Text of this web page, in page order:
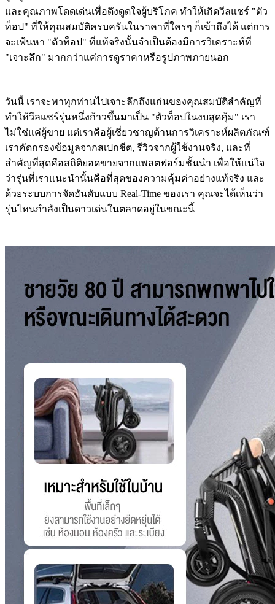
และคุณภาพโดดเด่นเพื่อดึงดูดใจผู้บริโภค ทำให้เกิดวีลแชร์ "ตัว
ท็อป" ที่ให้คุณสมบัติครบครันในราคาที่ใครๆ ก็เข้าถึงได้ แต่การ
จะเฟ้นหา "ตัวท็อป" ที่แท้จริงนั้นจำเป็นต้องมีการวิเคราะห์ที่
"เจาะลึก" มากกว่าแค่การดูราคาหรือรูปภาพภายนอก
วันนี้ เราจะพาทุกท่านไปเจาะลึกถึงแก่นของคุณสมบัติสำคัญที่
ทำให้วีลแชร์รุ่นหนึ่งก้าวขึ้นมาเป็น "ตัวท็อปในงบสุดคุ้ม" เรา
ไม่ใช่แค่ผู้ขาย แต่เราคือผู้เชี่ยวชาญด้านการวิเคราะห์ผลิตภัณฑ์
เราคัดกรองข้อมูลจากสเปกชีต, รีวิวจากผู้ใช้งานจริง, และที่
สำคัญที่สุดคือสถิติยอดขายจากแพลตฟอร์มชั้นนำ เพื่อให้แน่ใจ
ว่ารุ่นที่เราแนะนำนั้นคือที่สุดของความคุ้มค่าอย่างแท้จริง และ
ด้วยระบบการจัดอันดับแบบ Real-Time ของเรา คุณจะได้เห็นว่า
รุ่นไหนกำลังเป็นดาวเด่นในตลาดอยู่ในขณะนี้